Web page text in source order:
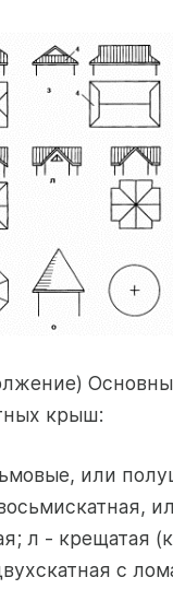
крыш:
или
л - крещатая
с